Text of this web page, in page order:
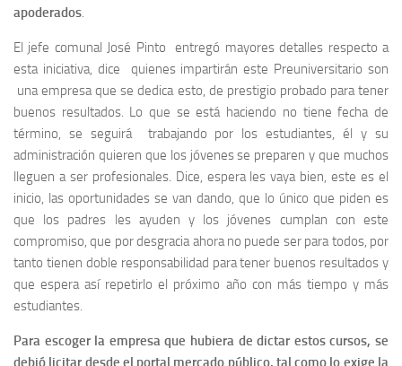
apoderados.
El jefe comunal José Pinto entregó mayores detalles respecto a
esta iniciativa, dice
quienes impartirán este Preuniversitario son
una empresa que se dedica esto, de prestigio probado para tener
buenos resultados. Lo que se está haciendo no tiene fecha de
término, se seguirá trabajando por los estudiantes, él y su
administración quieren que los jóvenes se preparen y que muchos
lleguen a ser profesionales. Dice, espera les vaya bien, este es el
inicio, las oportunidades se van dando, que lo único que piden es
que los padres les ayuden y los jóvenes cumplan con este
compromiso, que por desgracia ahora no puede ser para todos, por
tanto tienen doble responsabilidad para tener buenos resultados y
que espera así repetirlo el próximo año con más tiempo y más
estudiantes.
Para escoger la empresa que hubiera de dictar estos cursos, se
debió licitar desde el portal mercado público, tal como lo exige la